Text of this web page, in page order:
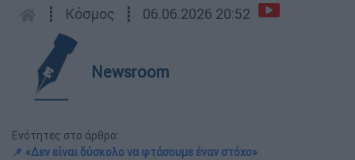
┋ Κόσμος ┋ 06.06.2026 20:52
Newsroom
Ενότητες στο άρθρο:
📌 «Δεν είναι δύσκολο να φτάσουμε έναν στόχο»